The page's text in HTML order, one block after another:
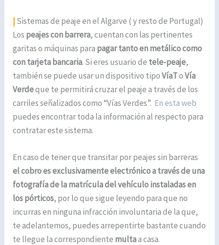
| Sistemas de peaje en el Algarve ( y resto de Portugal)
Los peajes con barrera, cuentan con las pertinentes
garitas o máquinas para pagar tanto en metálico como
con tarjeta bancaria. Si eres usuario de tele-peaje,
también se puede usar un dispositivo tipoVíaToVía
Verdeque te permitirá cruzar el peaje a través de los
carriles señalizados como “Vías Verdes”. En esta web
puedes encontrar toda la información al respecto para
contratar este sistema.
En caso de tener que transitar por peajes sin barreras
el cobro es exclusivamente electrónico a través de una
fotografía de la matrícula del vehículo instaladas en
los pórticos, por lo que sigue leyendo para que no
incurras en ninguna infracción involuntaria de la que,
te adelantemos, puedes arrepentirte bastante cuando
te llegue la correspondiente multaa casa.